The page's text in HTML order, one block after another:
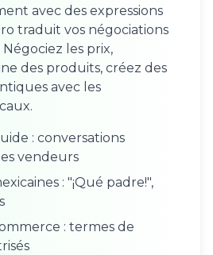
avec des expressions
traduit vos négociations
les prix,
des produits, créez des
avec les
: conversations
vendeurs
: "¡Qué padre!",
: termes de